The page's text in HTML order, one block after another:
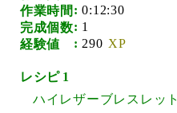
作業時間
0:12:30
完成個数
1
経験値
290
1
ハイレザーブレスレット